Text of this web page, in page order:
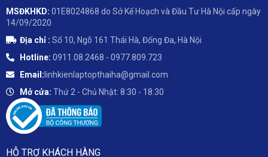
MSĐKHKD: 01E8024868 do Sở Kế Hoạch và Đầu Tư Hà Nội cấp ngày
14/09/2020
Địa chỉ : Số 10, Ngõ 161 Thái Hà, Đống Đa, Hà Nội
Hotline: 0911.08.2468 - 0977.809.723
Email: linhkienlaptopthaiha@gmail.com
Mở cửa: Thứ 2 - Chủ Nhật: 8:30 - 18:30
HỖ TRỢ KHÁCH HÀNG